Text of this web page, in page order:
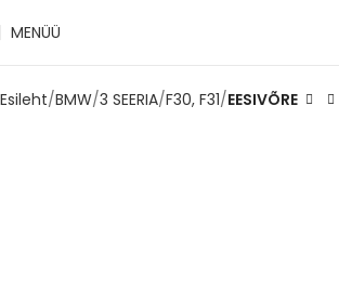
MENÜÜ
Esileht BMW 3 SEERIA F30, F31 EESIVÕRE